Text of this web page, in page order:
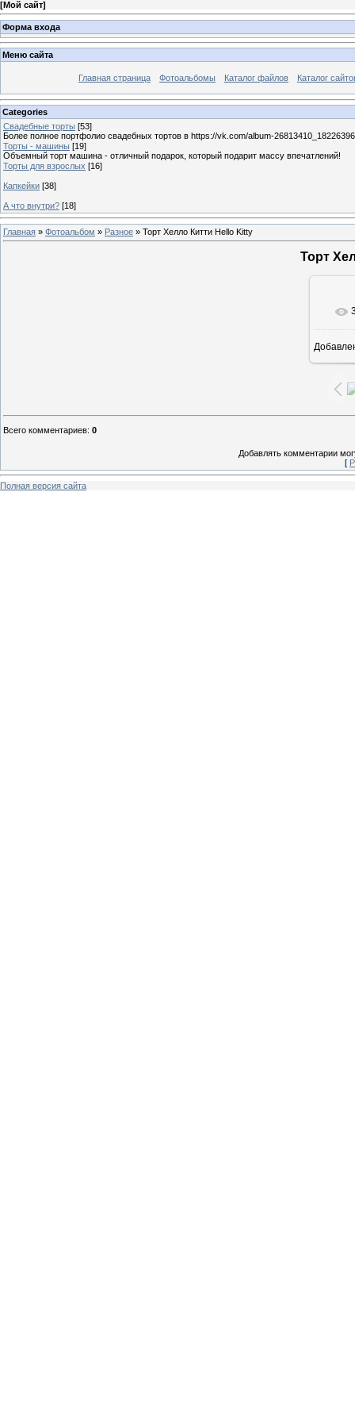
[Мой сайт]
Форма входа
Меню сайта
Главная страница Фотоальбомы Каталог файлов Каталог
Categories
Свадебные торты [53]
Более полное портфолио свадебных тортов в https://vk.com/album-
Торты - машины [19]
Объемный торт машина - отличный подарок, который подарит массу впечатлений!
Торты для взрослых [16]
Капкейки [38]
А что внутри? [18]
Главная » Фотоальбом » Разное » Торт Хелло Китти Hello Kitty
Торт
Всего комментариев: 0
Добавлять комментарии
[
Полная версия сайта